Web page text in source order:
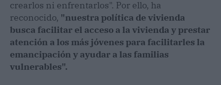
crearlos ni enfrentarlos". Por ello, ha
reconocido, "nuestra política de vivienda
busca facilitar el acceso a la vivienda y prestar
atención a los más jóvenes para facilitarles la
emancipación y ayudar a las familias
vulnerables".